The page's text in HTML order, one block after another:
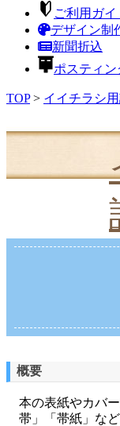
ご利用ガイ
デザイン制
新聞折込
ポスティン
TOP> イイチラシ
概要
本の表紙やカバ
帯」「帯紙」な